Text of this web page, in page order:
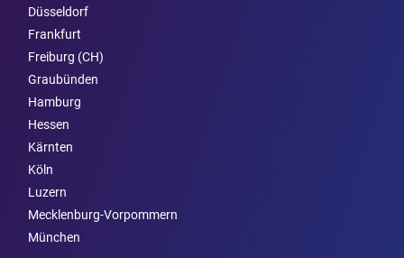
Düsseldorf
Frankfurt
Freiburg (CH)
Graubünden
Hamburg
Hessen
Kärnten
Köln
Luzern
Mecklenburg-Vorpommern
München